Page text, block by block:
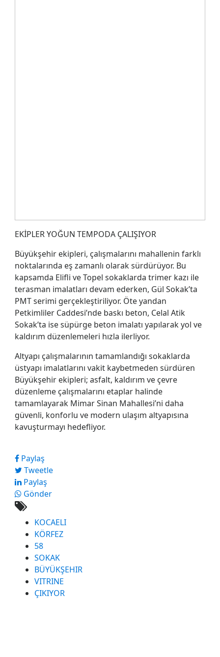
EKİPLER YOĞUN TEMPODA ÇALIŞIYOR
Büyükşehir ekipleri, çalışmalarını mahallenin farklı
noktalarında eş zamanlı olarak sürdürüyor. Bu
kapsamda Elifli ve Topel sokaklarda trimer kazı ile
terasman imalatları devam ederken, Gül Sokak’ta
PMT serimi gerçekleştiriliyor. Öte yandan
Petkimliler Caddesi’nde baskı beton, Celal Atik
Sokak’ta ise süpürge beton imalatı yapılarak yol ve
kaldırım düzenlemeleri hızla ilerliyor.
Altyapı çalışmalarının tamamlandığı sokaklarda
üstyapı imalatlarını vakit kaybetmeden sürdüren
Büyükşehir ekipleri; asfalt, kaldırım ve çevre
düzenleme çalışmalarını etaplar halinde
tamamlayarak Mimar Sinan Mahallesi’ni daha
güvenli, konforlu ve modern ulaşım altyapısına
kavuşturmayı hedefliyor.
Paylaş
Tweetle
Paylaş
Gönder
KOCAELI
KÖRFEZ
58
SOKAK
BÜYÜKŞEHIR
VITRINE
ÇIKIYOR